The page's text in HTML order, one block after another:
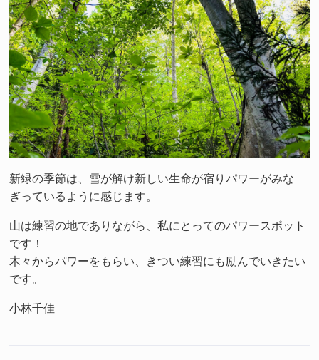
新緑の季節は、雪が解け新しい生命が宿りパワーがみな
ぎっているように感じます。
山は練習の地でありながら、私にとってのパワースポット
です！
木々からパワーをもらい、きつい練習にも励んでいきたい
です。
小林千佳